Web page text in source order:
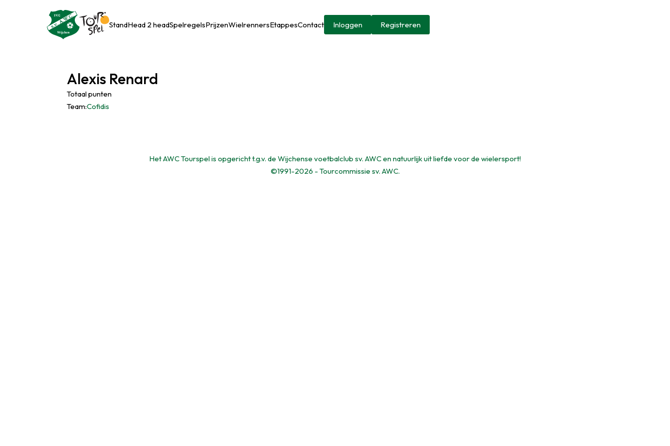
StandHead 2 headSpelregelsPrijzenWielrennersEtappesContact Inloggen Registreren
Alexis Renard
Totaal punten
Team:Cofidis
Het AWC Tourspel is opgericht t.g.v. de Wijchense voetbalclub sv. AWC en natuurlijk uit liefde voor de wielersport!
©1991-2026 - Tourcommissie sv. AWC.